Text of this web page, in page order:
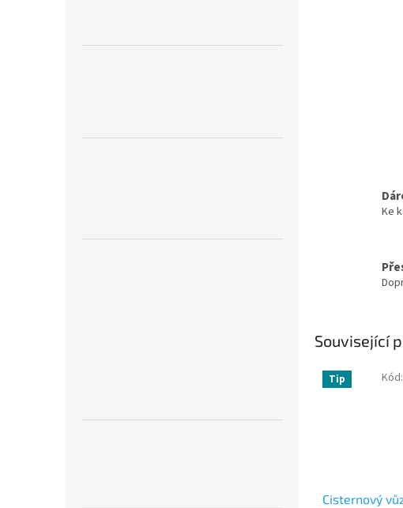
Ke
Související
Tip
Cisternový
Kód: